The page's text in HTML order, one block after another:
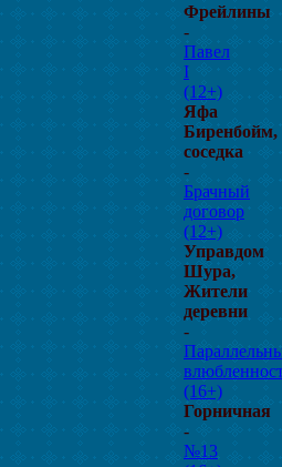
Фрейлины
-
Павел
I
(12+)
Яфа
Биренбойм,
соседка
-
Брачный
договор
(12+)
Управдом
Шура,
Жители
деревни
-
(16+)
Горничная
-
№13